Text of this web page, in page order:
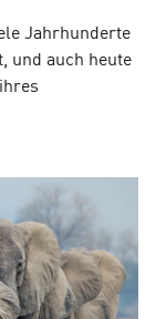
Jahrhunderte
und auch heute